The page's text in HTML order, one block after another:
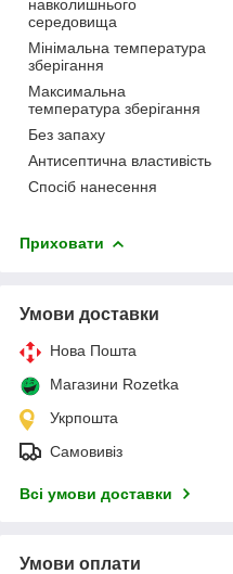
навколишнього
середовища
Мінімальна температура
зберігання
Максимальна
температура зберігання
Без запаху
Антисептична властивість
Спосіб нанесення
Приховати
Умови доставки
Нова Пошта
Магазини Rozetka
Укрпошта
Самовивіз
Всі умови доставки
Умови оплати